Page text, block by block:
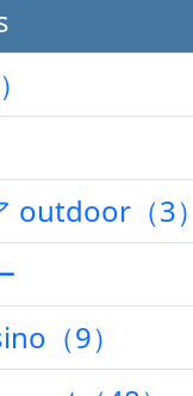
outdoor（3）
（9）